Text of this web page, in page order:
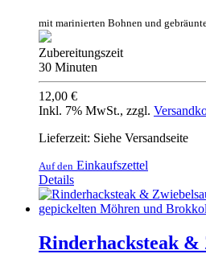
mit marinierten Bohnen und
Zubereitungszeit
30 Minuten
12,00 €
Inkl. 7% MwSt., zzgl.
Lieferzeit: Siehe Versandseite
Auf den Einkaufszettel
Details
Rinderhacksteak &